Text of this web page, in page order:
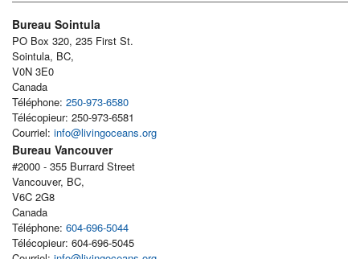
Bureau Sointula
PO Box 320, 235 First St.
Sointula, BC,
V0N 3E0
Canada
Téléphone: 250-973-6580
Télécopieur: 250-973-6581
Courriel: info@livingoceans.org
Bureau Vancouver
#2000 - 355 Burrard Street
Vancouver, BC,
V6C 2G8
Canada
Téléphone: 604-696-5044
Télécopieur: 604-696-5045